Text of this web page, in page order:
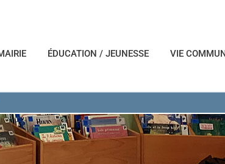
ÉDUCATION / JEUNESSE VIE